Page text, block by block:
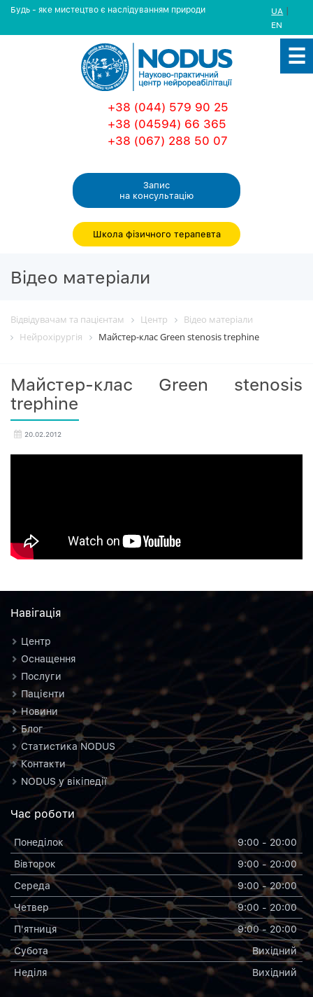
Будь - яке мистецтво є наслідуванням природи UA |
EN
+38 (044) 579 90 25
+38 (04594) 66 365
+38 (067) 288 50 07
Запис
на консультацiю
Школа фізичного терапевта
Вiдео матерiали
Відвідувачам та пацієнтам Центр
Вiдео матерiали
Нейрохірургія
Майстер-клас Green stenosis trephine
Майстер-клас Green stenosis
trephine
20.02.2012
Навiгацiя
Центр
Оснащення
Послуги
Пацієнти
Новини
Блог
Статистика NODUS
Контакти
NODUS у вікіпедії
Час роботи
Понеділок
9:00 - 20:00
Вiвторок
9:00 - 20:00
Середа
9:00 - 20:00
Четвер
9:00 - 20:00
П'ятниця
9:00 - 20:00
Субота
Вихiдний
Неділя
Вихiдний